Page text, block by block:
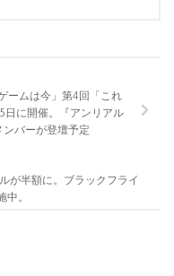
ームは今」第4回「これ
日に開催。『アンリアル
バーが登壇予定
が半額に。ブラックフライ
中。